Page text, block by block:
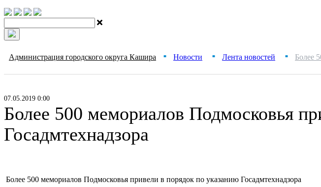
Администрация городского округа Кашира ■ Новости ■ Лента новостей ■ Более
07.05.2019 0:00
Более 500 мемориалов Подмосковья
Госадмтехнадзора
Более 500 мемориалов Подмосковья привели в порядок по указанию Госадмтехнадзора